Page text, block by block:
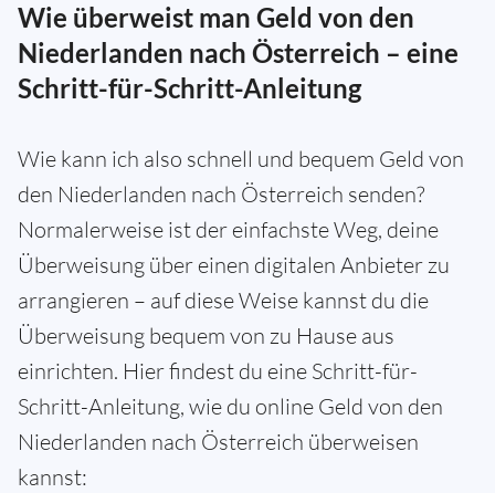
Wie überweist man Geld von den
Niederlanden nach Österreich – eine
Schritt-für-Schritt-Anleitung
Wie kann ich also schnell und bequem Geld von
den Niederlanden nach Österreich senden?
Normalerweise ist der einfachste Weg, deine
Überweisung über einen digitalen Anbieter zu
arrangieren – auf diese Weise kannst du die
Überweisung bequem von zu Hause aus
einrichten. Hier findest du eine Schritt-für-
Schritt-Anleitung, wie du online Geld von den
Niederlanden nach Österreich überweisen
kannst: